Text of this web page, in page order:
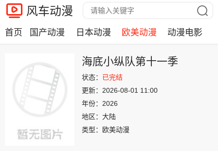
风车动漫
首页 国产动漫 日本动漫 欧美动漫 动漫电影
海底小纵队第十一季
状态： 已完结
更新： 2026-08-01 11:00
年份： 2026
地区： 大陆
类型：
欧美动漫